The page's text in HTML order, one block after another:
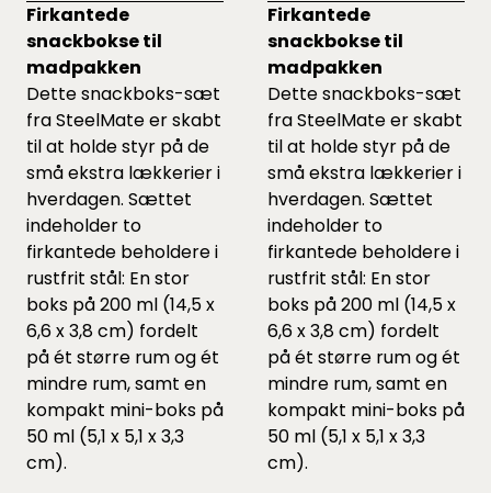
Firkantede
snackbokse til
madpakken
Dette snackboks-sæt
fra SteelMate er skabt
til at holde styr på de
små ekstra lækkerier i
hverdagen. Sættet
indeholder to
firkantede beholdere i
rustfrit stål: En stor
boks på 200 ml (14,5 x
6,6 x 3,8 cm) fordelt
på ét større rum og ét
mindre rum, samt en
kompakt mini-boks på
50 ml (5,1 x 5,1 x 3,3
cm).
Firkantede
snackbokse til
madpakken
Dette snackboks-sæt
fra SteelMate er skabt
til at holde styr på de
små ekstra lækkerier i
hverdagen. Sættet
indeholder to
firkantede beholdere i
rustfrit stål: En stor
boks på 200 ml (14,5 x
6,6 x 3,8 cm) fordelt
på ét større rum og ét
mindre rum, samt en
kompakt mini-boks på
50 ml (5,1 x 5,1 x 3,3
cm).